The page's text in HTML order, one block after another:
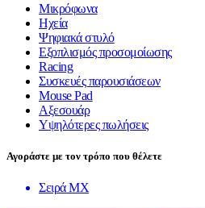
Μικρόφωνα
Ηχεία
Ψηφιακά στυλό
Εξοπλισμός προσομοίωσης
Racing
Συσκευές παρουσιάσεων
Mouse Pad
Αξεσουάρ
Υψηλότερες πωλήσεις
Αγοράστε με τον τρόπο που θέλετε
Σειρά MX